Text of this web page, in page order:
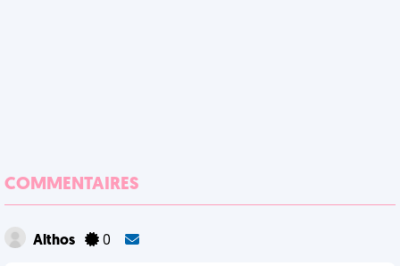
COMMENTAIRES
Althos 0